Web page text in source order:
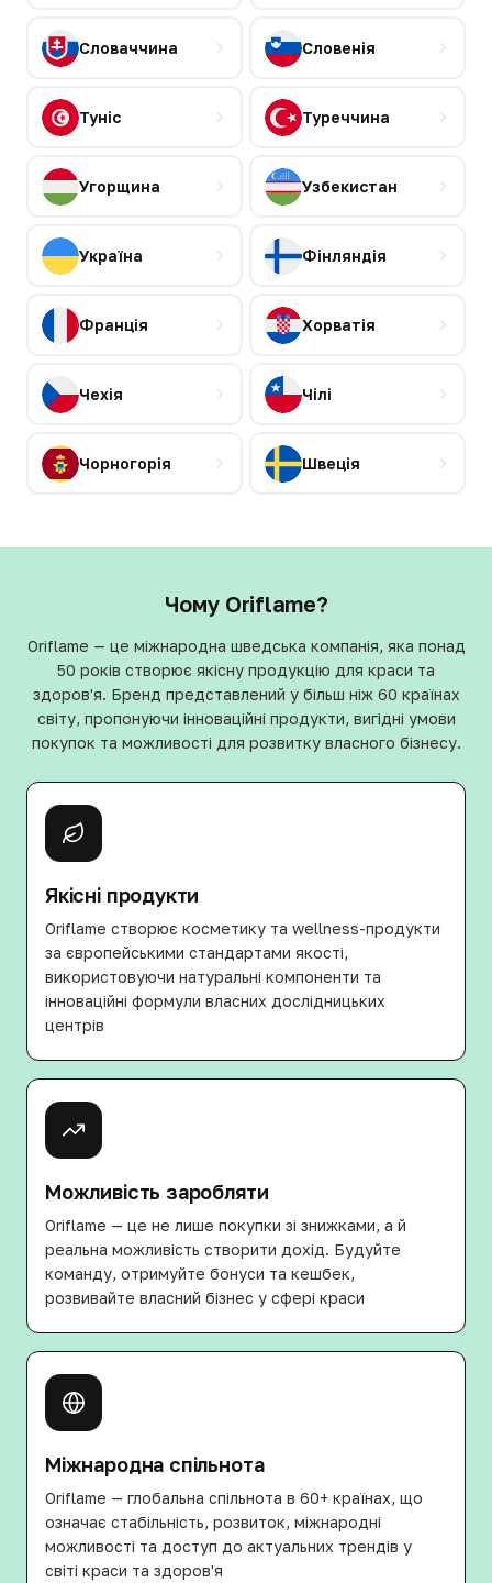
Словаччина Словенія
Туніс Туреччина
Угорщина Узбекистан
Україна Фінляндія
Франція Хорватія
Чехія Чілі
Чорногорія Швеція
Чому Oriflame?
Oriflame — це міжнародна шведська компанія, яка понад
50 років створює якісну продукцію для краси та
здоров'я. Бренд представлений у більш ніж 60 країнах
світу, пропонуючи інноваційні продукти, вигідні умови
покупок та можливості для розвитку власного бізнесу.
Якісні продукти
Oriflame створює косметику та wellness-продукти
за європейськими стандартами якості,
використовуючи натуральні компоненти та
інноваційні формули власних дослідницьких
центрів
Можливість заробляти
Oriflame — це не лише покупки зі знижками, а й
реальна можливість створити дохід. Будуйте
команду, отримуйте бонуси та кешбек,
розвивайте власний бізнес у сфері краси
Міжнародна спільнота
Oriflame — глобальна спільнота в 60+ країнах, що
означає стабільність, розвиток, міжнародні
можливості та доступ до актуальних трендів у
світі краси та здоров'я